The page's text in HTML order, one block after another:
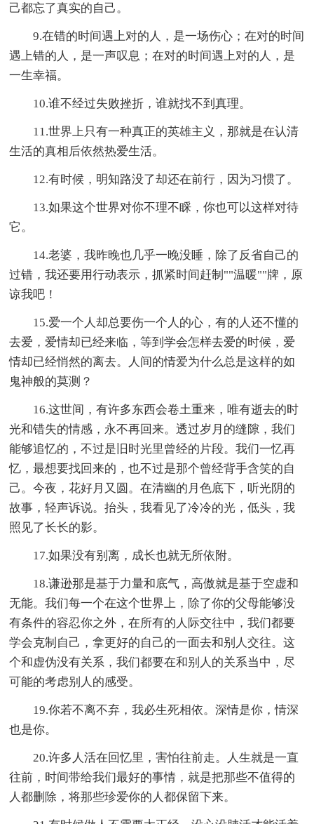
己都忘了真实的自己。
9.在错的时间遇上对的人，是一场伤心；在对的时间
遇上错的人，是一声叹息；在对的时间遇上对的人，是
一生幸福。
10.谁不经过失败挫折，谁就找不到真理。
11.世界上只有一种真正的英雄主义，那就是在认清
生活的真相后依然热爱生活。
12.有时候，明知路没了却还在前行，因为习惯了。
13.如果这个世界对你不理不睬，你也可以这样对待
它。
14.老婆，我昨晚也几乎一晚没睡，除了反省自己的
过错，我还要用行动表示，抓紧时间赶制""温暖""牌，原
谅我吧！
15.爱一个人却总要伤一个人的心，有的人还不懂的
去爱，爱情却已经来临，等到学会怎样去爱的时候，爱
情却已经悄然的离去。人间的情爱为什么总是这样的如
鬼神般的莫测？
16.这世间，有许多东西会卷土重来，唯有逝去的时
光和错失的情感，永不再回来。透过岁月的缝隙，我们
能够追忆的，不过是旧时光里曾经的片段。我们一忆再
忆，最想要找回来的，也不过是那个曾经背手含笑的自
己。今夜，花好月又圆。在清幽的月色底下，听光阴的
故事，轻声诉说。抬头，我看见了冷冷的光，低头，我
照见了长长的影。
17.如果没有别离，成长也就无所依附。
18.谦逊那是基于力量和底气，高傲就是基于空虚和
无能。我们每一个在这个世界上，除了你的父母能够没
有条件的容忍你之外，在所有的人际交往中，我们都要
学会克制自己，拿更好的自己的一面去和别人交往。这
个和虚伪没有关系，我们都要在和别人的关系当中，尽
可能的考虑别人的感受。
19.你若不离不弃，我必生死相依。深情是你，情深
也是你。
20.许多人活在回忆里，害怕往前走。人生就是一直
往前，时间带给我们最好的事情，就是把那些不值得的
人都删除，将那些珍爱你的人都保留下来。